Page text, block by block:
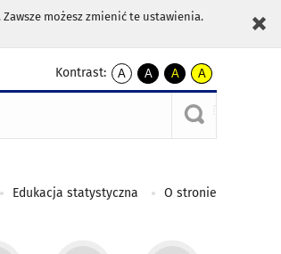
możesz zmienić te ustawienia.
Kontrast:
A
kontrast
A
kontrast
czarnym
A
kontrast
żółty
tekst
czarnym
A
kontrast
czarny
tekst
żółtym
Edukacja statystyczna O stronie